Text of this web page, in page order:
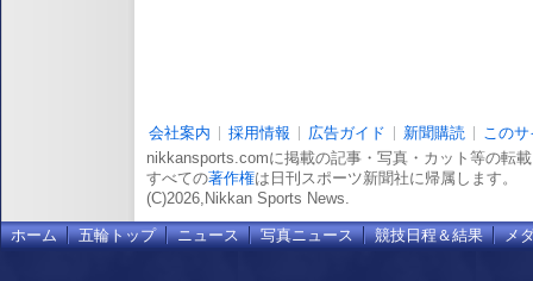
会社案内 採用情報 広告ガイド 新聞購読
この
nikkansports.comに掲載の記事・写真・カット等の転
すべての著作権は日刊スポーツ新聞社に帰属します。
(C)2026,Nikkan Sports News.
ホーム 五輪トップ ニュース 写真ニュース 競技日程＆結果 メ